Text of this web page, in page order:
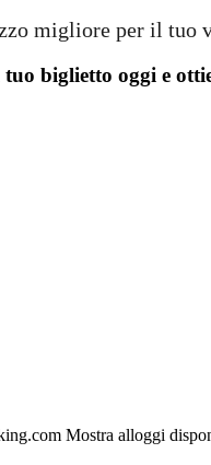
migliore per il tuo
biglietto oggi e
Mostra alloggi